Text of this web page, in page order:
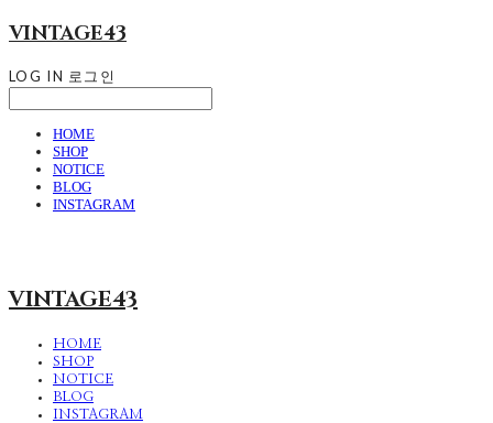
VINTAGE43
LOG IN 로그인
HOME
SHOP
NOTICE
BLOG
INSTAGRAM
VINTAGE43
HOME
SHOP
NOTICE
BLOG
INSTAGRAM